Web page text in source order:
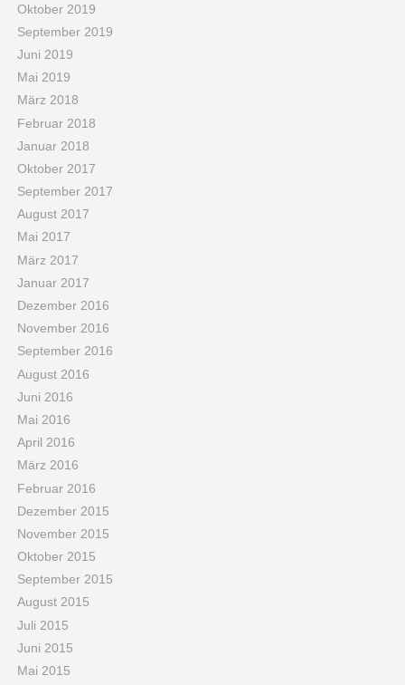
Oktober 2019
September 2019
Juni 2019
Mai 2019
März 2018
Februar 2018
Januar 2018
Oktober 2017
September 2017
August 2017
Mai 2017
März 2017
Januar 2017
Dezember 2016
November 2016
September 2016
August 2016
Juni 2016
Mai 2016
April 2016
März 2016
Februar 2016
Dezember 2015
November 2015
Oktober 2015
September 2015
August 2015
Juli 2015
Juni 2015
Mai 2015